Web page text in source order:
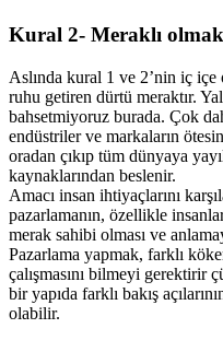
Kural 2- Meraklı olmak
Aslında kural 1 ve 2’nin iç
ruhu getiren dürtü meraktır.
bahsetmiyoruz burada. Çok
endüstriler ve markaların
oradan çıkıp tüm dünyaya
kaynaklarından beslenir.
Amacı insan ihtiyaçlarını
pazarlamanın, özellikle
merak sahibi olması ve
Pazarlama yapmak, farklı
çalışmasını bilmeyi gerektirir
bir yapıda farklı bakış
olabilir.